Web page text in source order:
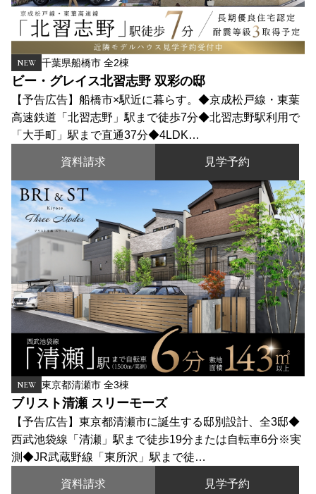
NEW 千葉県船橋市 全2棟
ビー・グレイス北習志野 双彩の邸
【予告広告】船橋市×駅近に暮らす。◆京成松戸線・東葉
高速鉄道「北習志野」駅まで徒歩7分◆北習志野駅利用で
「大手町」駅まで直通37分◆4LDK…
資料請求 見学予約
NEW 東京都清瀬市 全3棟
ブリスト清瀬 スリーモーズ
【予告広告】東京都清瀬市に誕生する邸別設計、全3邸◆
西武池袋線「清瀬」駅まで徒歩19分または自転車6分※実
測◆JR武蔵野線「東所沢」駅まで徒…
資料請求 見学予約